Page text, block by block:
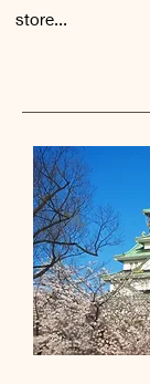
store...